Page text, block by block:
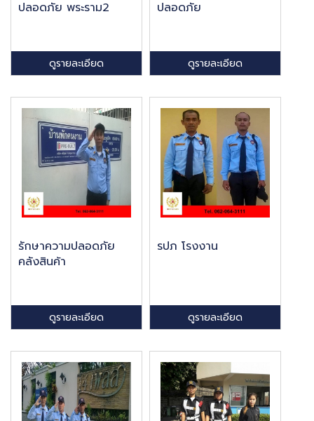
ปลอดภัย พระราม2
ดูรายละเอียด
ปลอดภัย
ดูรายละเอียด
รักษาความปลอดภัย
คลังสินค้า
ดูรายละเอียด
รปภ โรงงาน
ดูรายละเอียด